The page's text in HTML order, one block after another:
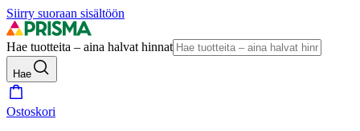
Siirry suoraan sisältöön
Hae tuotteita – aina halvat hinnat
Hae
Ostoskori